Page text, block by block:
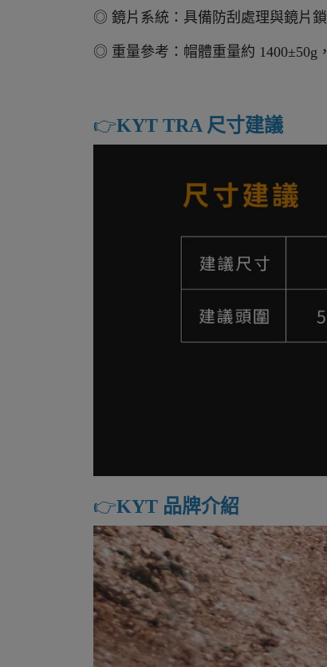
◎ 鏡片系統：具備防刮處理與鏡片
◎ 重量參考：帽體重量約 1400±50g
👉️KYT TRA 尺寸建議
👉️KYT 品牌介紹